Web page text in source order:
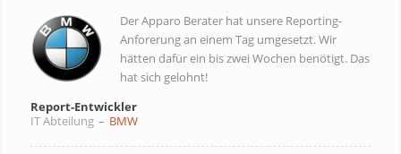
Der Apparo Berater hat unsere Reporting-
Anforerung an einem Tag umgesetzt. Wir
hätten dafür ein bis zwei Wochen benötigt. Das
hat sich gelohnt!
Report-Entwickler
IT Abteilung – BMW